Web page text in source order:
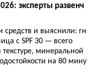
эксперты развенч
средств и выяснили: гн
с SPF 30 — всего
минеральной
на 80 мину